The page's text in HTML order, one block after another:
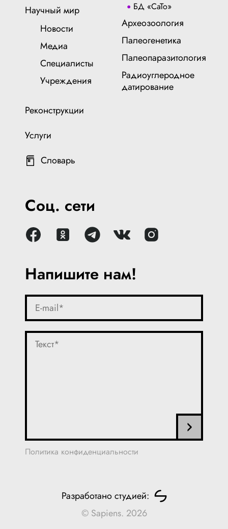
Напишите нам!
Политика конфиденциальности
Научный мир
Новости
Медиа
Специалисты
Учреждения
Реконструкции
Услуги
Словарь
БД «СаТо»
Археозоология
Палеогенетика
Палеопаразитология
Радиоуглеродное
датирование
Соц. сети
Разработано студией:
© Sapiens. 2026